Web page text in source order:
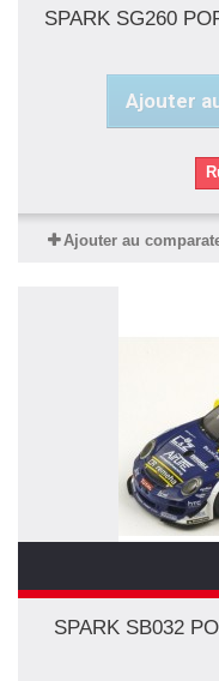
SPARK SG260
Ajouter
Ajouter au
SPARK SB032